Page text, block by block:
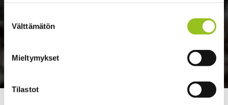
valinta
Välttämätön
Mieltymykset
Tilastot